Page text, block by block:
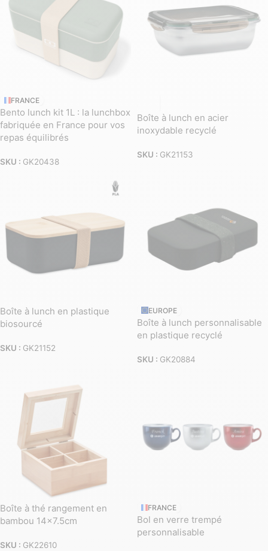
FRANCE
Bento lunch kit 1L : la lunchbox
fabriquée en France pour vos
repas équilibrés
SKU : GK20438
Boîte à lunch en acier
inoxydable recyclé
SKU : GK21153
Boîte à lunch en plastique
biosourcé
SKU : GK21152
EUROPE
Boîte à lunch personnalisable
en plastique recyclé
SKU : GK20884
Boîte à thé rangement en
bambou 14×7.5cm
SKU : GK22610
FRANCE
Bol en verre trempé
personnalisable